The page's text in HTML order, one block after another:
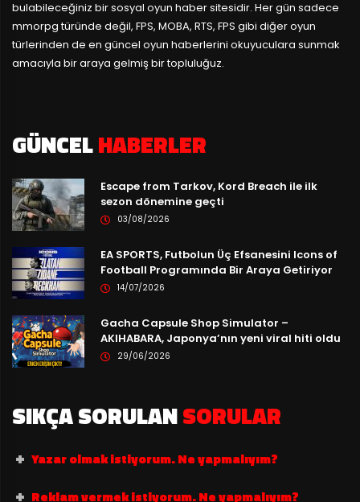
bulabileceğiniz bir sosyal oyun haber sitesidir. Her gün sadece
mmorpg türünde değil, FPS, MOBA, RTS, FPS gibi diğer oyun
türlerinden de en güncel oyun haberlerini okuyuculara sunmak
amacıyla bir araya gelmiş bir topluluğuz.
GÜNCELHABERLER
Escape from Tarkov, Kord Breach ile ilk
sezon dönemine geçti
03/08/2026
EA SPORTS, Futbolun Üç Efsanesini Icons of
Football Programında Bir Araya Getiriyor
14/07/2026
Gacha Capsule Shop Simulator –
AKIHABARA, Japonya’nın yeni viral hiti oldu
29/06/2026
SIKÇA SORULANSORULAR
Yazar olmak istiyorum. Ne yapmalıyım?
Reklam vermek istiyorum. Ne yapmalıyım?